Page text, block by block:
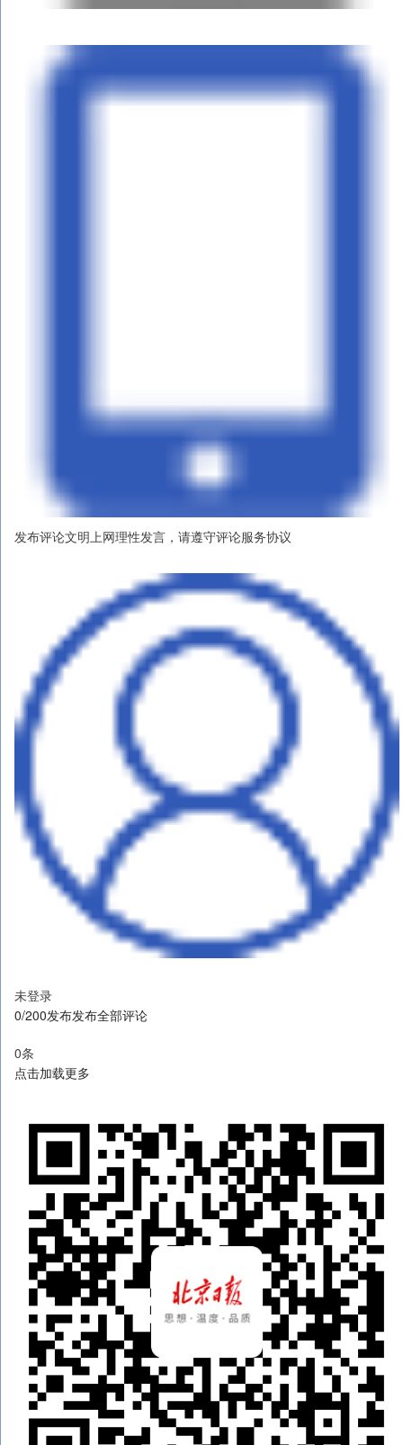
发布评论文明上网理性发言，请遵守评论服务协议
未登录
0/200发布发布全部评论
0条
点击加载更多